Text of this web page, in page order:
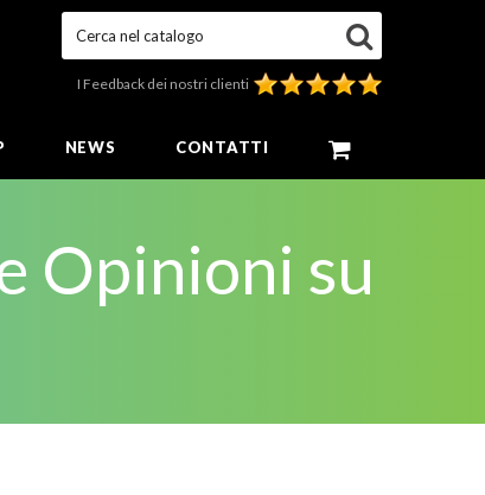
Cerca nel catalogo
I Feedback dei nostri clienti
NEWS CONTATTI
Opinioni su